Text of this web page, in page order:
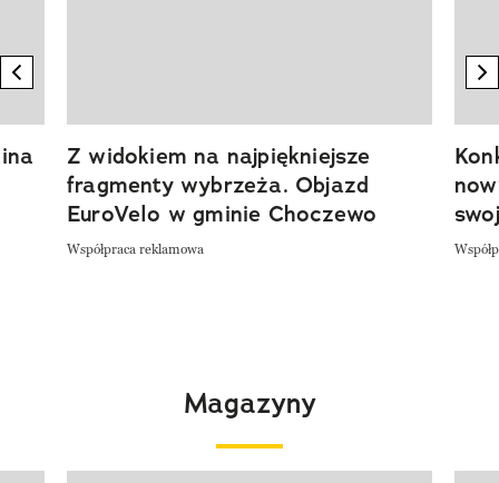
previous element
Z widokiem na najpiękniejsze
fragmenty wybrzeża. Objazd
EuroVelo w gminie Choczewo
Współpraca reklamowa
Magazyny